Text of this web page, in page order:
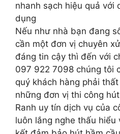
nhanh sạch hiệu quả với
dụng
Nếu như nhà bạn đang
cần một đơn vị chuyên
đáng tin cậy thì đến với
097 922 7098 chúng tôi
quý khách hàng phải
những đơn vị thi công
Ranh uy tín dịch vụ của
luôn lắng nghe thấu hiểu